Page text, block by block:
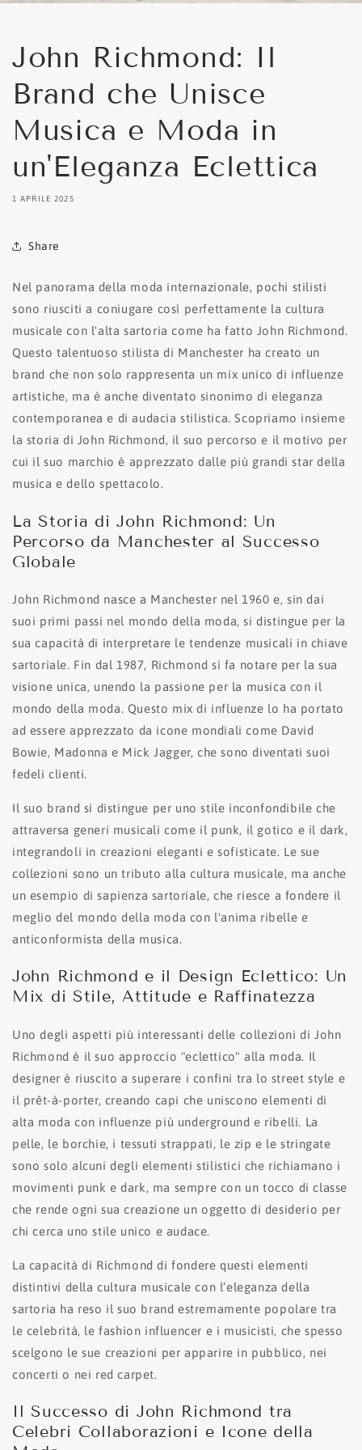
John Richmond: Il
Brand che Unisce
Musica e Moda in
un'Eleganza Eclettica
1 APRILE 2025
Share
Nel panorama della moda internazionale, pochi stilisti
sono riusciti a coniugare così perfettamente la cultura
musicale con l'alta sartoria come ha fatto John Richmond.
Questo talentuoso stilista di Manchester ha creato un
brand che non solo rappresenta un mix unico di influenze
artistiche, ma è anche diventato sinonimo di eleganza
contemporanea e di audacia stilistica. Scopriamo insieme
la storia di John Richmond, il suo percorso e il motivo per
cui il suo marchio è apprezzato dalle più grandi star della
musica e dello spettacolo.
La Storia di John Richmond: Un
Percorso da Manchester al Successo
Globale
John Richmond nasce a Manchester nel 1960 e, sin dai
suoi primi passi nel mondo della moda, si distingue per la
sua capacità di interpretare le tendenze musicali in chiave
sartoriale. Fin dal 1987, Richmond si fa notare per la sua
visione unica, unendo la passione per la musica con il
mondo della moda. Questo mix di influenze lo ha portato
ad essere apprezzato da icone mondiali come David
Bowie, Madonna e Mick Jagger, che sono diventati suoi
fedeli clienti.
Il suo brand si distingue per uno stile inconfondibile che
attraversa generi musicali come il punk, il gotico e il dark,
integrandoli in creazioni eleganti e sofisticate. Le sue
collezioni sono un tributo alla cultura musicale, ma anche
un esempio di sapienza sartoriale, che riesce a fondere il
meglio del mondo della moda con l'anima ribelle e
anticonformista della musica.
John Richmond e il Design Eclettico: Un
Mix di Stile, Attitude e Raffinatezza
Uno degli aspetti più interessanti delle collezioni di John
Richmond è il suo approccio "eclettico" alla moda. Il
designer è riuscito a superare i confini tra lo street style e
il prêt-à-porter, creando capi che uniscono elementi di
alta moda con influenze più underground e ribelli. La
pelle, le borchie, i tessuti strappati, le zip e le stringate
sono solo alcuni degli elementi stilistici che richiamano i
movimenti punk e dark, ma sempre con un tocco di classe
che rende ogni sua creazione un oggetto di desiderio per
chi cerca uno stile unico e audace.
La capacità di Richmond di fondere questi elementi
distintivi della cultura musicale con l’eleganza della
sartoria ha reso il suo brand estremamente popolare tra
le celebrità, le fashion influencer e i musicisti, che spesso
scelgono le sue creazioni per apparire in pubblico, nei
concerti o nei red carpet.
Il Successo di John Richmond tra
Celebri Collaborazioni e Icone della